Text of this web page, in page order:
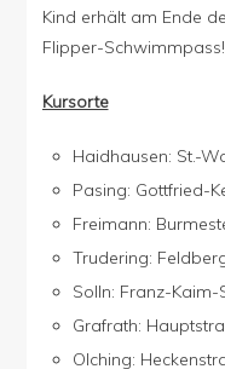
Kind erhält am Ende
Flipper-Schwimmpass!
Kursorte
Haidhausen: St.-
Pasing: Gottfried-
Freimann:
Trudering:
Solln: Franz-Kaim-
Grafrath:
Olching: